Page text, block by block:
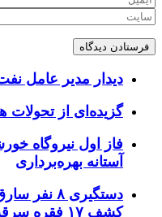
دیدار مدیر عامل
گزیده‌ای از تحولات
فاز اول نیروگاه
آستانه بهره‌برداری
دستگیری
کشف ۱۷ فقره سرقت